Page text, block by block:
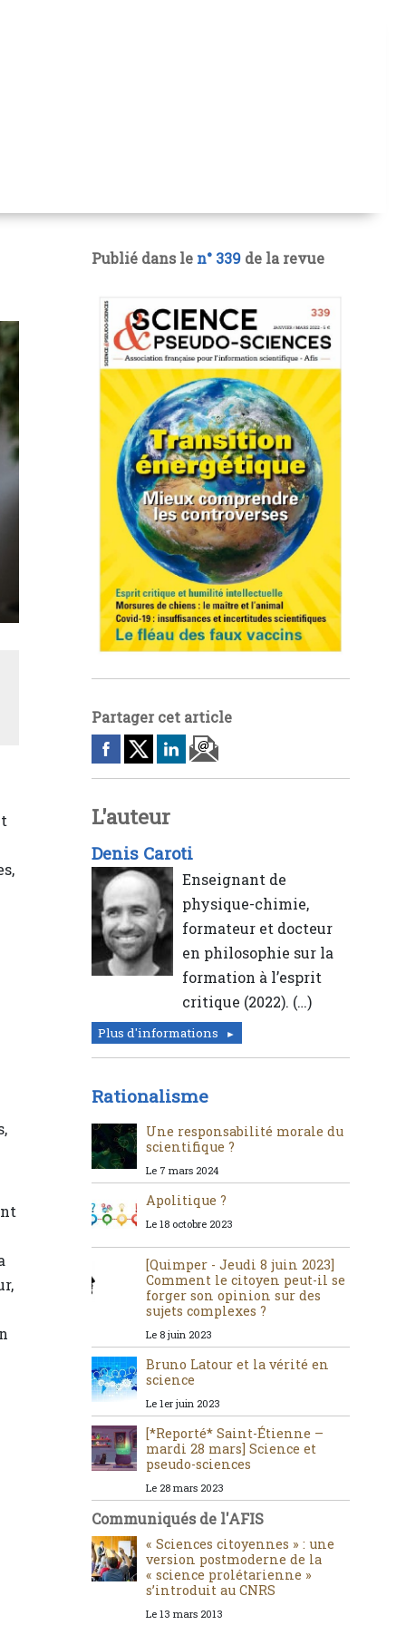
Publié dans le n° 339 de la revue
Partager cet article
L'auteur
Denis Caroti
Enseignant de
physique-chimie,
formateur et docteur
en philosophie sur la
formation à l’esprit
critique (2022). (…)
Plus d'informations
Rationalisme
Une responsabilité morale du
scientifique ?
Le 7 mars 2024
Apolitique ?
Le 18 octobre 2023
[Quimper - Jeudi 8 juin 2023]
Comment le citoyen peut-il se
forger son opinion sur des
sujets complexes ?
Le 8 juin 2023
Bruno Latour et la vérité en
science
Le 1er juin 2023
[*Reporté* Saint-Étienne –
mardi 28 mars] Science et
pseudo-sciences
Le 28 mars 2023
Communiqués de l'AFIS
« Sciences citoyennes » : une
version postmoderne de la
« science prolétarienne »
s’introduit au CNRS
Le 13 mars 2013